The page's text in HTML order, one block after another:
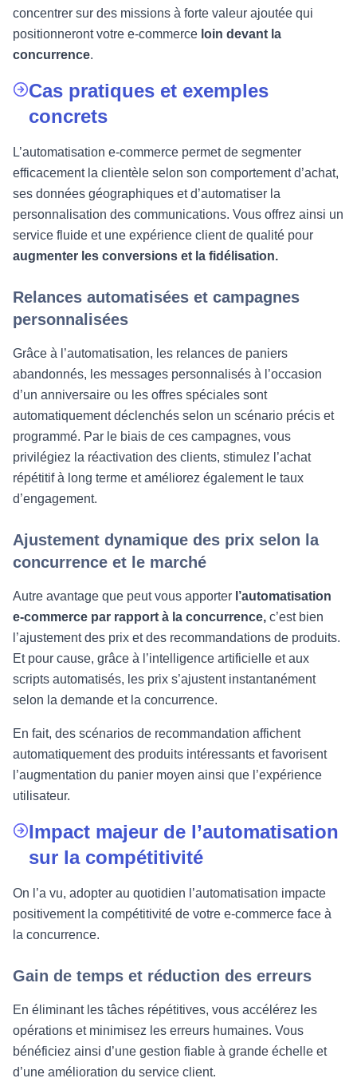
concentrer sur des missions à forte valeur ajoutée qui
positionneront votre e-commerce loin devant la
concurrence.
Cas pratiques et exemples
concrets
L’automatisation e-commerce permet de segmenter
efficacement la clientèle selon son comportement d’achat,
ses données géographiques et d’automatiser la
personnalisation des communications. Vous offrez ainsi un
service fluide et une expérience client de qualité pour
augmenter les conversions et la fidélisation.
Relances automatisées et campagnes
personnalisées
Grâce à l’automatisation, les relances de paniers
abandonnés, les messages personnalisés à l’occasion
d’un anniversaire ou les offres spéciales sont
automatiquement déclenchés selon un scénario précis et
programmé. Par le biais de ces campagnes, vous
privilégiez la réactivation des clients, stimulez l’achat
répétitif à long terme et améliorez également le taux
d’engagement.
Ajustement dynamique des prix selon la
concurrence et le marché
Autre avantage que peut vous apporter l’automatisation
e-commerce par rapport à la concurrence, c’est bien
l’ajustement des prix et des recommandations de produits.
Et pour cause, grâce à l’intelligence artificielle et aux
scripts automatisés, les prix s’ajustent instantanément
selon la demande et la concurrence.
En fait, des scénarios de recommandation affichent
automatiquement des produits intéressants et favorisent
l’augmentation du panier moyen ainsi que l’expérience
utilisateur.
Impact majeur de l’automatisation
sur la compétitivité
On l’a vu, adopter au quotidien l’automatisation impacte
positivement la compétitivité de votre e-commerce face à
la concurrence.
Gain de temps et réduction des erreurs
En éliminant les tâches répétitives, vous accélérez les
opérations et minimisez les erreurs humaines. Vous
bénéficiez ainsi d’une gestion fiable à grande échelle et
d’une amélioration du service client.